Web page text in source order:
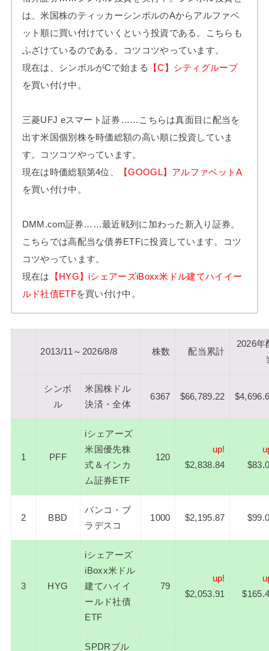
は、米国株のティッカーシンボルのAからアルファベ
ット順に買い付けていくという投資である。こちらも
ふざけているのである。コツコツやっています。
現在は、シンボルがCで始まる
【C】シティグループ
を買い付け中。
三菱UFJ eスマート証券……こちらは真面目に配当を
出す米国個別株を時価総額の高い順に投資していま
す。コツコツやっています。
現在は時価総額第4位、
【GOOGL】アルファベットA
を買い付け中。
DMM.com証券……最近戦列に加わった新入り証券。
こちらでは高配当な債券ETFに投資しています。コツ
コツやっています。
現在は 【HYG】iシェアーズiBoxx米ドル建てハイイー
ルド社債ETFを買い付け中。
2013/11～2026/8/8 株数 配当累計
2026年
シンボ
ル
米国株ドル
決済・全体
6367 $66,789.22
1 PFF
iシェアーズ
米国優先株
式＆インカ
ム証券ETF
120
up!
$2,838.84
2 BBD
バンコ・ブ
ラデスコ
1000 $2,195.87
3 HYG
iシェアーズ
iBoxx米ドル
建てハイイ
ールド社債
ETF
79
up!
$2,053.91
SPDRブル